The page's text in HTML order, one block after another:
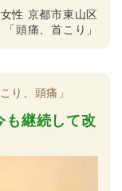
性 京都市東山区
「頭痛、首こり」
、頭痛」
も継続して改